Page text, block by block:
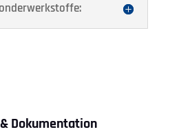
Dokumentation